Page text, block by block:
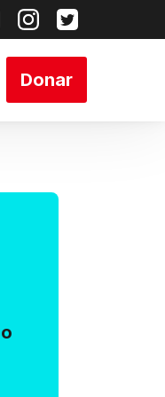
Donar